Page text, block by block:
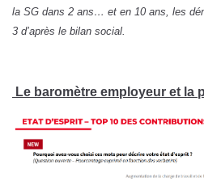
la SG dans 2 ans… et en 10 ans, les
3 d’après le bilan social.
Le baromètre employeur et la